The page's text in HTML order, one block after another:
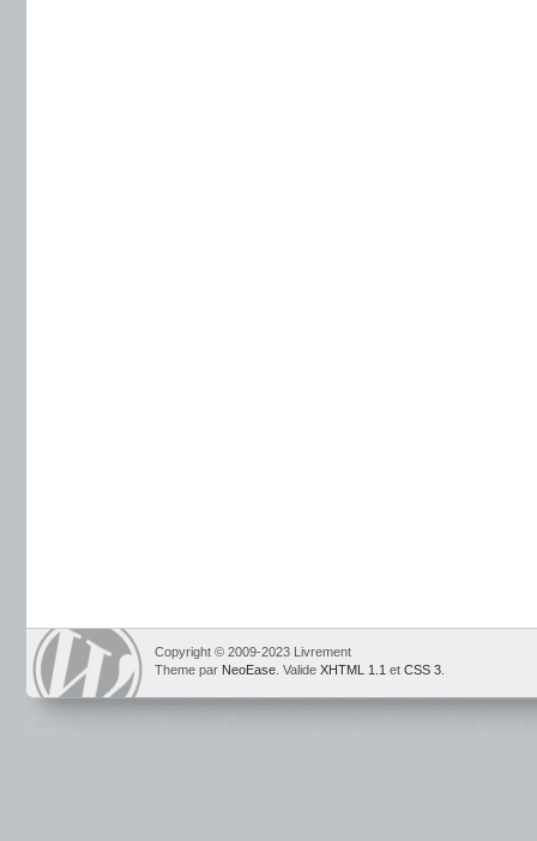
Copyright © 2009-2023 Livrement
Theme par NeoEase . Valide XHTML 1.1 et CSS 3